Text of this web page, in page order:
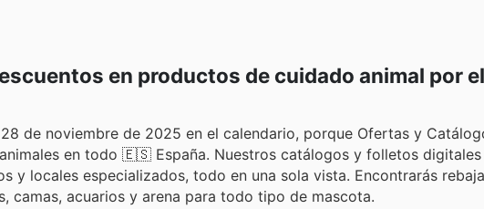
en productos de cuidado animal por
de noviembre de 2025 en el calendario, porque Ofertas y
en todo 🇪🇸 España. Nuestros catálogos y folletos
y locales especializados, todo en una sola vista. Encontrarás
camas, acuarios y arena para todo tipo de mascota.